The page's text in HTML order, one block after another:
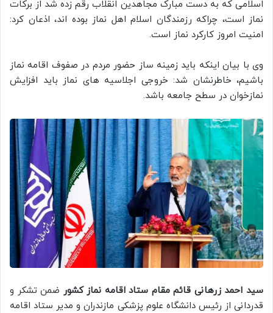
اسلامی که به دست مبارک مجاهدین انقلاب رقم زده شد از برکات
نماز است، چراکه رزمندگان اسلام اهل نماز بوده اند، اذعان کرد:
امنیت امروز کارکرد نماز است.
وی با بیان اینکه باید زمینه ساز حضور مردم در صفوف اقامه نماز
باشیم، خاطرنشان شد: خروجی اجلاسیه های نماز باید افزایش
نمازخوان در سطح جامعه باشد.
سید احمد زرهانی قائم مقام ستاد اقامه نماز کشور ضمن تشکر و
قدردانی از رئیس دانشگاه علوم پزشکی مازندران و مدیر ستاد اقامه